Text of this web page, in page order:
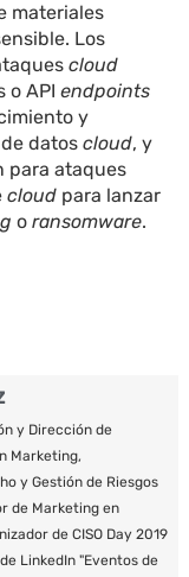
materiales
Los
cloud
o APIendpoints
y
de datoscloud, y
para ataques
cloud para lanzar
oransomware.
y Dirección de
Marketing,
y Gestión de Riesgos
de Marketing en
de CISO Day 2019
LinkedIn "Eventos de